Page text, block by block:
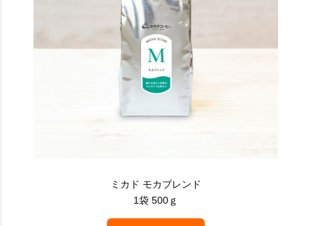
ミカド モカブレンド
1袋 500ｇ